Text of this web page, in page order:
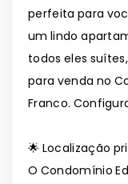
perfeita para
um lindo
todos eles
para venda no
Franco.
🌟 Localização
O Condomínio